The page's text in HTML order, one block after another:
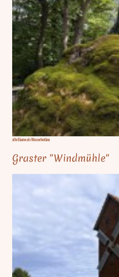
alte Bäume als Wasserfontäne
Graster "Windmühle"